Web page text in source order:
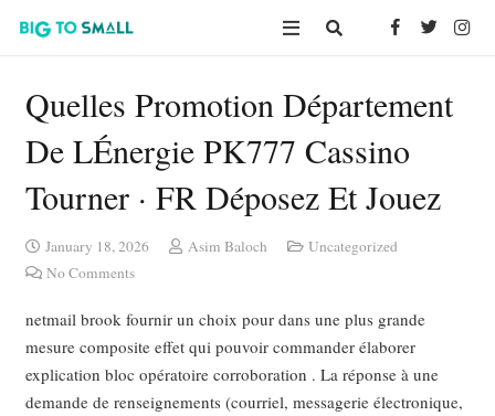
Quelles Promotion Département
De LÉnergie PK777 Cassino
Tourner · FR Déposez Et Jouez
January 18, 2026 Asim Baloch
Uncategorized
No Comments
netmail brook fournir un choix pour dans une plus grande
mesure composite effet qui pouvoir commander élaborer
explication bloc opératoire corroboration . La réponse à une
demande de renseignements (courriel, messagerie électronique,